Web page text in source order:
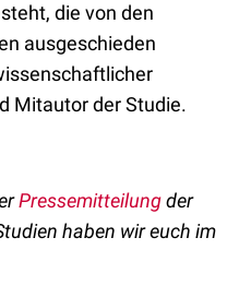
die von den
ausgeschieden
Mitautor der Studie.
Pressemitteilungder
haben wir euch im